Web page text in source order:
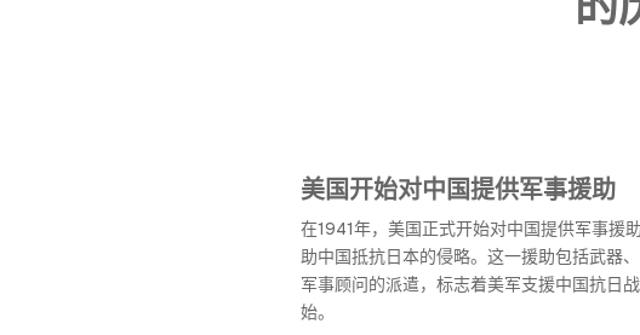
美国开始对中国提供军事援助
在1941年，美国正式开始对中国提供军事援
助中国抵抗日本的侵略。这一援助包括武器
军事顾问的派遣，标志着美军支援中国抗日
始。